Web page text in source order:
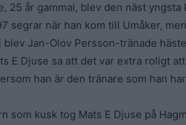
25 år gammal, blev den näst
segrar när han kom till Umåker,
blev Jan-Olov Persson-tränade
E Djuse sa att det var extra roligt
han är den tränare som han
som kusk tog Mats E Djuse på